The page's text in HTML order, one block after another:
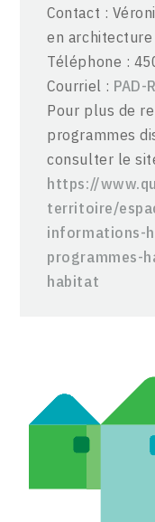
Contact :
en architecture
Téléphone :
Courriel : PAD-
Pour plus de
programmes
consulter le
https://
territoire/
informations-
programmes-
habitat